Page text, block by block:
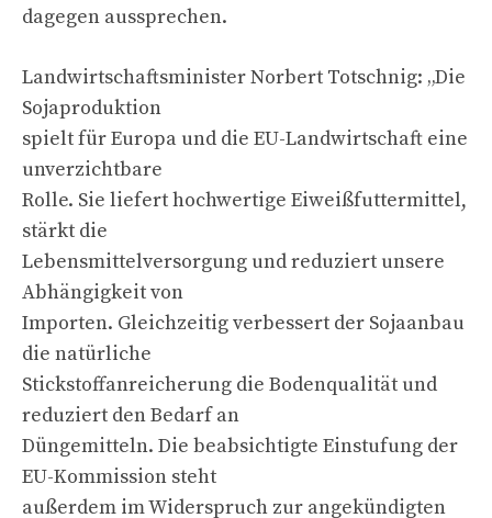
dagegen aussprechen.
Landwirtschaftsminister Norbert Totschnig: „Die
Sojaproduktion
spielt für Europa und die EU-Landwirtschaft eine
unverzichtbare
Rolle. Sie liefert hochwertige Eiweißfuttermittel,
stärkt die
Lebensmittelversorgung und reduziert unsere
Abhängigkeit von
Importen. Gleichzeitig verbessert der Sojaanbau
die natürliche
Stickstoffanreicherung die Bodenqualität und
reduziert den Bedarf an
Düngemitteln. Die beabsichtigte Einstufung der
EU-Kommission steht
außerdem im Widerspruch zur angekündigten